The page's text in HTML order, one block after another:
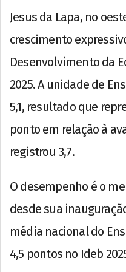
Jesus da Lapa, no
crescimento
Desenvolvimento da
2025. A unidade de
5,1, resultado que
ponto em relação à
registrou 3,7.
O desempenho é o
desde sua
média nacional do
4,5 pontos no Ideb